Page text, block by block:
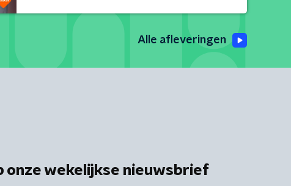
Alle afleveringen
onze wekelijkse nieuwsbrief